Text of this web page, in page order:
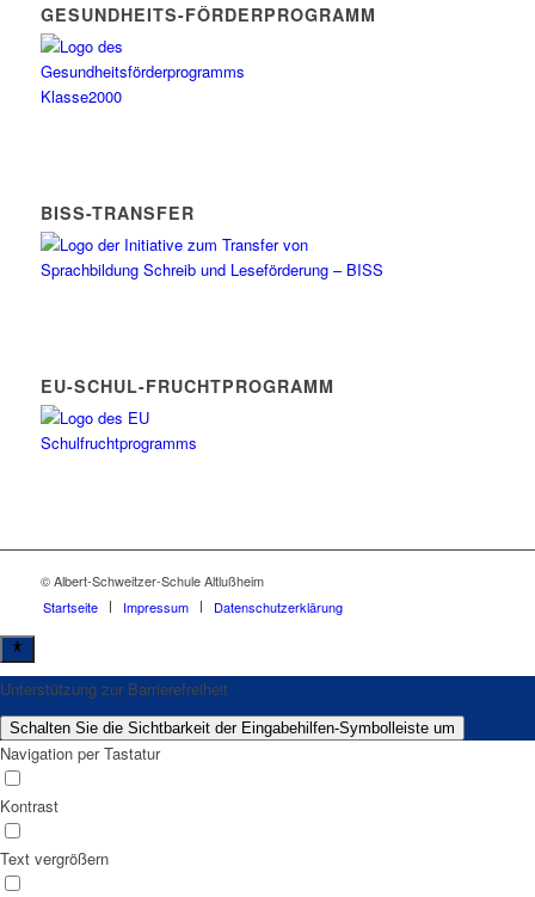
GESUNDHEITS-FÖRDERPROGRAMM
BISS-TRANSFER
EU-SCHUL-FRUCHTPROGRAMM
© Albert-Schweitzer-Schule Altlußheim
Startseite
Impressum Datenschutzerklärung
Unterstützung zur Barrierefreiheit
Schalten Sie die Sichtbarkeit der Eingabehilfen-Symbolleiste um
Navigation per Tastatur
Kontrast
Text vergrößern